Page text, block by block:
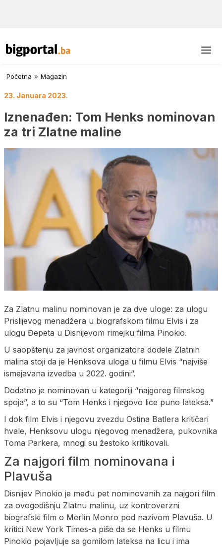
Početna » Magazin
23. Januara 2023.
Iznenađen: Tom Henks nominovan
za tri Zlatne maline
Za Zlatnu malinu nominovan je za dve uloge: za ulogu
Prislijevog menadžera u biografskom filmu Elvis i za
ulogu Đepeta u Disnijevom rimejku filma Pinokio.
U saopštenju za javnost organizatora dodele Zlatnih
malina stoji da je Henksova uloga u filmu Elvis “najviše
ismejavana izvedba u 2022. godini”.
Dodatno je nominovan u kategoriji “najgoreg filmskog
spoja”, a to su “Tom Henks i njegovo lice puno lateksa.”
I dok film Elvis i njegovu zvezdu Ostina Batlera kritičari
hvale, Henksovu ulogu njegovog menadžera, pukovnika
Toma Parkera, mnogi su žestoko kritikovali.
Za najgori film nominovana i
Plavuša
Disnijev Pinokio je među pet nominovanih za najgori film
za ovogodišnju Zlatnu malinu, uz kontroverzni
biografski film o Merlin Monro pod nazivom Plavuša. U
kritici New York Times-a piše da se Henks u filmu
Pinokio pojavljuje sa gomilom lateksa na licu i ima